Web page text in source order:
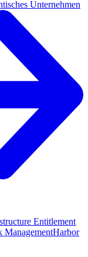
Unternehmen
Entitlement
ManagementHarbor